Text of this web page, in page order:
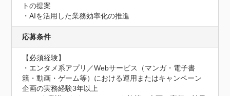
トの提案
・AIを活用した業務効率化の推進
応募条件
【必須経験】
・エンタメ系アプリ／Webサービス（マンガ・電子書
籍・動画・ゲーム等）における運用またはキャンペーン
企画の実務経験3年以上